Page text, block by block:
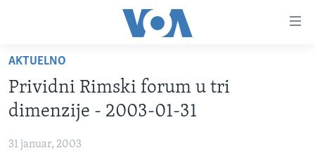
glavni
sadržaj
Idi
na
glavnu
navigaciju
NASLOVNA
RUBRIKE
BALKAN
TV PROGRAM
OTVORENI STUDIO
AKTUELNO
Prividni Rimski forum u tri
dimenzije - 2003-01-31
31 januar, 2003